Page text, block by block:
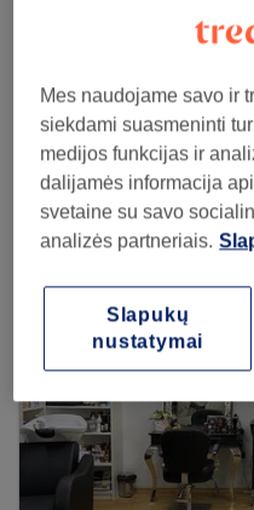
Browse more venues
Mes naudojame savo ir
siekdami suasmeninti
medijos funkcijas ir
dalijamės informacija
svetaine su savo
analizės partneriais.
Slapukų
nustatymai